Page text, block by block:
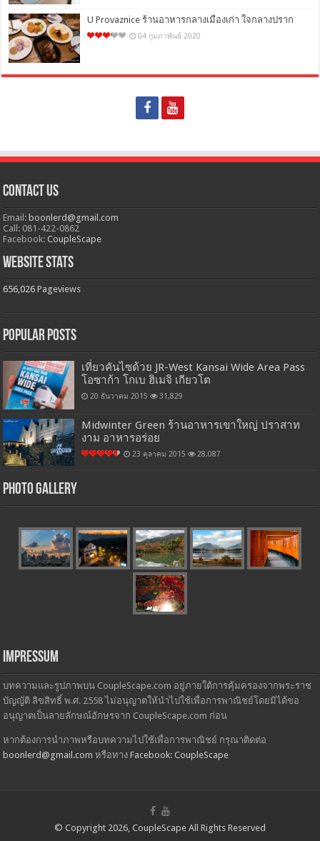
U Provaznice ร้านอาหารกลางเมืองเก่า ใจกลางปราก
04 กุมภาพันธ์ 2020
Contact Us
Email:boonlerd@gmail.com
Call: 081-422-0862
Facebook:CoupleScape
Website Stats
656,026 Pageviews
Popular Posts
เที่ยวคันไซด้วย JR-West Kansai Wide Area Pass
โอซาก้า โกเบ ฮิเมจิ เกียวโต
20 ธันวาคม 2015 31,829
Midwinter Green ร้านอาหารเขาใหญ่ ปราสาท
งาม อาหารอร่อย
23 ตุลาคม 2015 28,087
Photo Gallery
Impressum
บทความและรูปภาพบน CoupleScape.com อยู่ภายใต้การคุ้มครองจากพระราช
บัญญัติ ลิขสิทธิ์ พ.ศ. 2558 ไม่อนุญาตให้นำไปใช้เพื่อการพาณิชย์โดยมิได้ขอ
อนุญาตเป็นลายลักษณ์อักษรจาก CoupleScape.com ก่อน
หากต้องการนำภาพหรือบทความไปใช้เพื่อการพาณิชย์ กรุณาติดต่อ
boonlerd@gmail.com หรือทางFacebook: CoupleScape
© Copyright 2026, CoupleScape All Rights Reserved